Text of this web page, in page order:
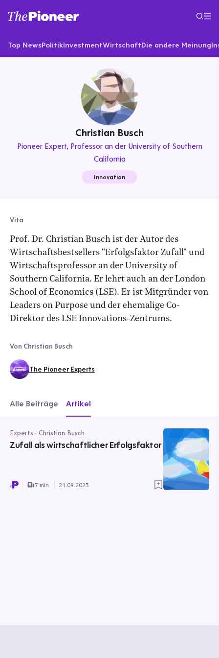
Top NewsPolitikInvestmentWirtschaftDie andere Meinung
Christian Busch
Pioneer Expert Professor an der University of Southern
California
Innovation
Vita
Prof. Dr. Christian Busch ist der Autor des
Wirtschaftsbestsellers "Erfolgsfaktor Zufall" und
Wirtschaftsprofessor an der University of
Southern California. Er lehrt auch an der London
School of Economics (LSE). Er ist Mitgründer von
Leaders on Purpose und der ehemalige Co-
Direktor des LSE Innovations-Zentrums.
Von Christian Busch
The Pioneer Experts
Alle Beiträge Artikel
Experts · Christian Busch
Zufall als wirtschaftlicher Erfolgsfaktor
7 min. 21.09.2023